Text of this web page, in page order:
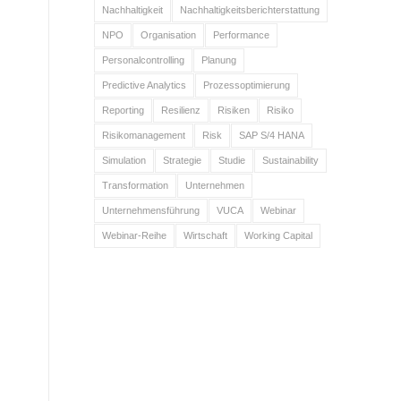
Nachhaltigkeit Nachhaltigkeitsberichterstattung
NPO Organisation Performance
Personalcontrolling Planung
Predictive Analytics Prozessoptimierung
Reporting Resilienz Risiken Risiko
Risikomanagement Risk SAP S/4 HANA
Simulation Strategie Studie Sustainability
Transformation Unternehmen
Unternehmensführung VUCA Webinar
Webinar-Reihe Wirtschaft Working Capital